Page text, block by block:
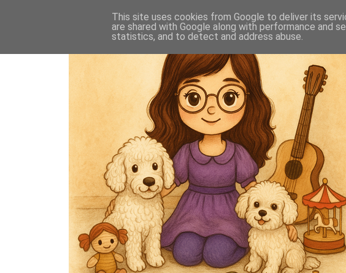
This site uses cookies from Google to deliver its
are shared with Google along with performance and
statistics, and to detect and address abuse.